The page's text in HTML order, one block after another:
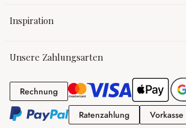
Inspiration
Unsere Zahlungsarten
RechnungRechnung
RatenzahlungRatenzahlung
Vorkasse